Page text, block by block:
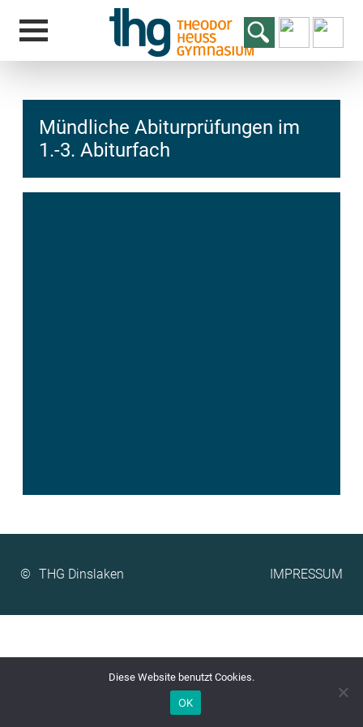
ed.ne
kalsn
id-gh
t@elu
hcs
Mündliche Abiturprüfungen im
1.-3. Abiturfach
© IMPRESSUM
Diese Website benutzt Cookies.
OK